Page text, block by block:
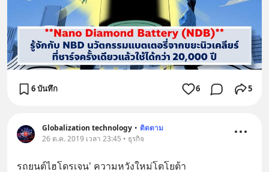
6 บันทึก 6 5
Globalization technology • ติดตาม
26 ต.ค. 2019 เวลา 23:45 • ธุรกิจ
รถยนต์ไฮโดรเจน' ความหวังใหม่โตโยต้า